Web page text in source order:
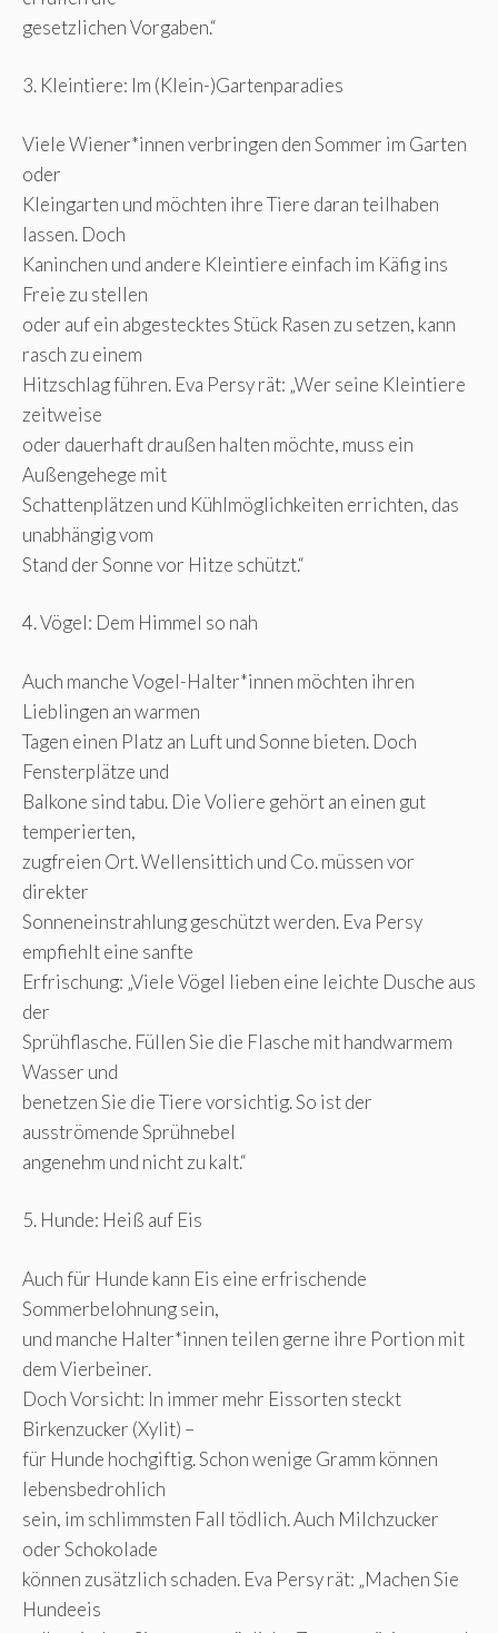
gesetzlichen Vorgaben.“
3. Kleintiere: Im (Klein-)Gartenparadies
Viele Wiener*innen verbringen den Sommer im Garten
oder
Kleingarten und möchten ihre Tiere daran teilhaben
lassen. Doch
Kaninchen und andere Kleintiere einfach im Käfig ins
Freie zu stellen
oder auf ein abgestecktes Stück Rasen zu setzen, kann
rasch zu einem
Hitzschlag führen. Eva Persy rät: „Wer seine Kleintiere
zeitweise
oder dauerhaft draußen halten möchte, muss ein
Außengehege mit
Schattenplätzen und Kühlmöglichkeiten errichten, das
unabhängig vom
Stand der Sonne vor Hitze schützt.“
4. Vögel: Dem Himmel so nah
Auch manche Vogel-Halter*innen möchten ihren
Lieblingen an warmen
Tagen einen Platz an Luft und Sonne bieten. Doch
Fensterplätze und
Balkone sind tabu. Die Voliere gehört an einen gut
temperierten,
zugfreien Ort. Wellensittich und Co. müssen vor
direkter
Sonneneinstrahlung geschützt werden. Eva Persy
empfiehlt eine sanfte
Erfrischung: „Viele Vögel lieben eine leichte Dusche aus
der
Sprühflasche. Füllen Sie die Flasche mit handwarmem
Wasser und
benetzen Sie die Tiere vorsichtig. So ist der
ausströmende Sprühnebel
angenehm und nicht zu kalt.“
5. Hunde: Heiß auf Eis
Auch für Hunde kann Eis eine erfrischende
Sommerbelohnung sein,
und manche Halter*innen teilen gerne ihre Portion mit
dem Vierbeiner.
Doch Vorsicht: In immer mehr Eissorten steckt
Birkenzucker (Xylit) –
für Hunde hochgiftig. Schon wenige Gramm können
lebensbedrohlich
sein, im schlimmsten Fall tödlich. Auch Milchzucker
oder Schokolade
können zusätzlich schaden. Eva Persy rät: „Machen Sie
Hundeeis